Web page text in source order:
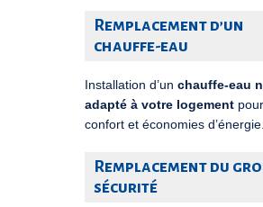
Remplacement d’un
chauffe-eau
Installation d’un chauffe-eau
adapté à votre logement
confort et économies d’énergie.
Remplacement du
sécurité